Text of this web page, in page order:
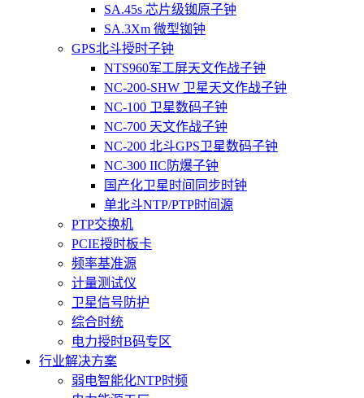
SA.45s 芯片级铷原子钟
SA.3Xm 微型铷钟
GPS北斗授时子钟
NTS960军工屏天文作战子钟
NC-200-SHW 卫星天文作战子钟
NC-100 卫星数码子钟
NC-700 天文作战子钟
NC-200 北斗GPS卫星数码子钟
NC-300 IIC防爆子钟
国产化卫星时间同步时钟
单北斗NTP/PTP时间源
PTP交换机
PCIE授时板卡
频率基准源
计量测试仪
卫星信号防护
综合时统
电力授时B码专区
行业解决方案
弱电智能化NTP时频